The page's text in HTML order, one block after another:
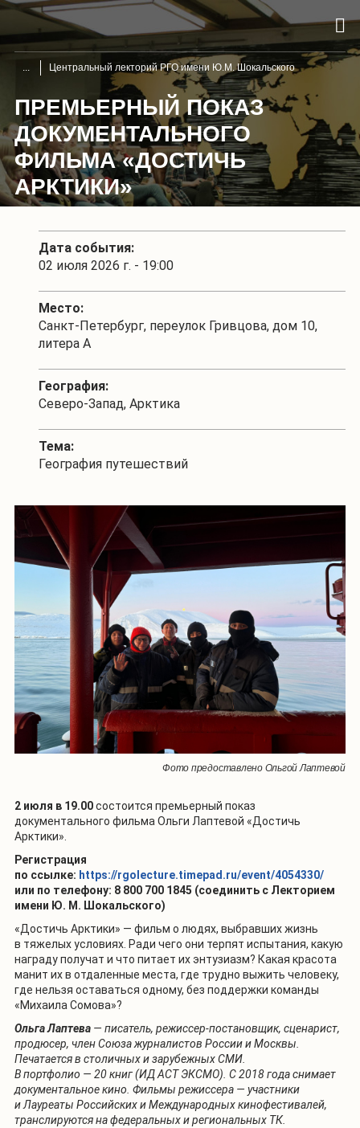
Центральный лекторий РГО имени Ю.М. Шокальского
ПРЕМЬЕРНЫЙ ПОКАЗ
ДОКУМЕНТАЛЬНОГО
ФИЛЬМА «ДОСТИЧЬ
АРКТИКИ»
Дата события:
02 июля 2026 г. - 19:00
Место:
Санкт-Петербург, переулок Гривцова, дом 10,
литера А
География:
Северо-Запад, Арктика
Тема:
География путешествий
Фото предоставлено Ольгой Лаптевой
2 июля в 19.00состоится премьерный показ
документального фильма Ольги Лаптевой «Достичь
Арктики».
Регистрация
по ссылке: https://rgolecture.timepad.ru/event/4054330/
или по телефону: 8 800 700 1845 (соединить с Лекторием
имени Ю. М. Шокальского)
«Достичь Арктики» — фильм о людях, выбравших жизнь
в тяжелых условиях. Ради чего они терпят испытания, какую
награду получат и что питает их энтузиазм? Какая красота
манит их в отдаленные места, где трудно выжить человеку,
где нельзя оставаться одному, без поддержки команды
«Михаила Сомова»?
Ольга Лаптева — писатель, режиссер-постановщик, сценарист,
продюсер, член Союза журналистов России и Москвы.
Печатается в столичных и зарубежных СМИ.
В портфолио — 20 книг (ИД АСТ ЭКСМО). С 2018 года снимает
документальное кино. Фильмы режиссера — участники
и Лауреаты Российских и Международных кинофестивалей,
транслируются на федеральных и региональных ТК.